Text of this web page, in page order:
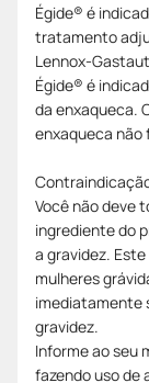
Égide® é
tratamento
Lennox-
Égide® é
da enxaqueca.
enxaqueca não
Você não deve
ingrediente do
a gravidez.
mulheres
imediatamente
gravidez.
Informe ao seu
fazendo uso de